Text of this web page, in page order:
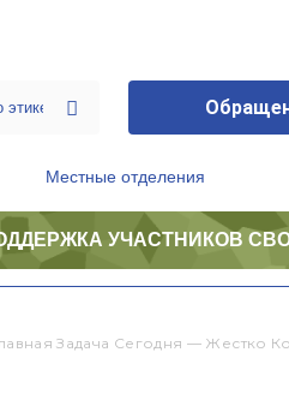
Местные отделения
УЧАСТНИКОВ
Задача Сегодня — Жестко